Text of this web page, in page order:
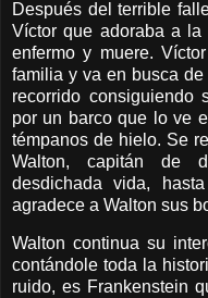
Después del terrible
Víctor que adoraba a la
enfermo y muere.
familia y va en busca
recorrido consiguiendo
por un barco que lo ve
témpanos de hielo. Se
Walton, capitán de
desdichada vida,
agradece a Walton sus
Walton continua su
contándole toda la
ruido, es Frankenstein